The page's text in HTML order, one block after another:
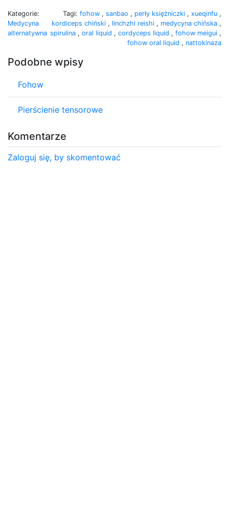
Kategorie:
Medycyna
alternatywna
Tagi: fohow , sanbao , perły księżniczki , xueqinfu ,
kordiceps chiński , linchzhi reishi , medycyna chińska ,
spirulina , oral liquid , cordyceps liquid , fohow meigui ,
fohow oral liquid , nattokinaza
Podobne wpisy
Fohow
Pierścienie tensorowe
Komentarze
Zaloguj się, by skomentować